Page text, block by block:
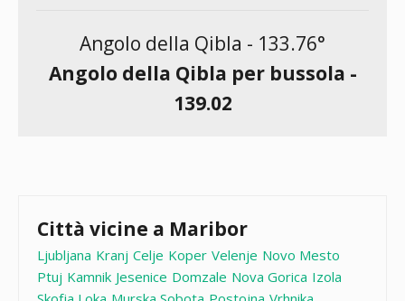
Angolo della Qibla - 133.76°
Angolo della Qibla per bussola -
139.02
Città vicine a Maribor
Ljubljana Kranj Celje Koper Velenje Novo Mesto
Ptuj Kamnik Jesenice Domzale Nova Gorica Izola